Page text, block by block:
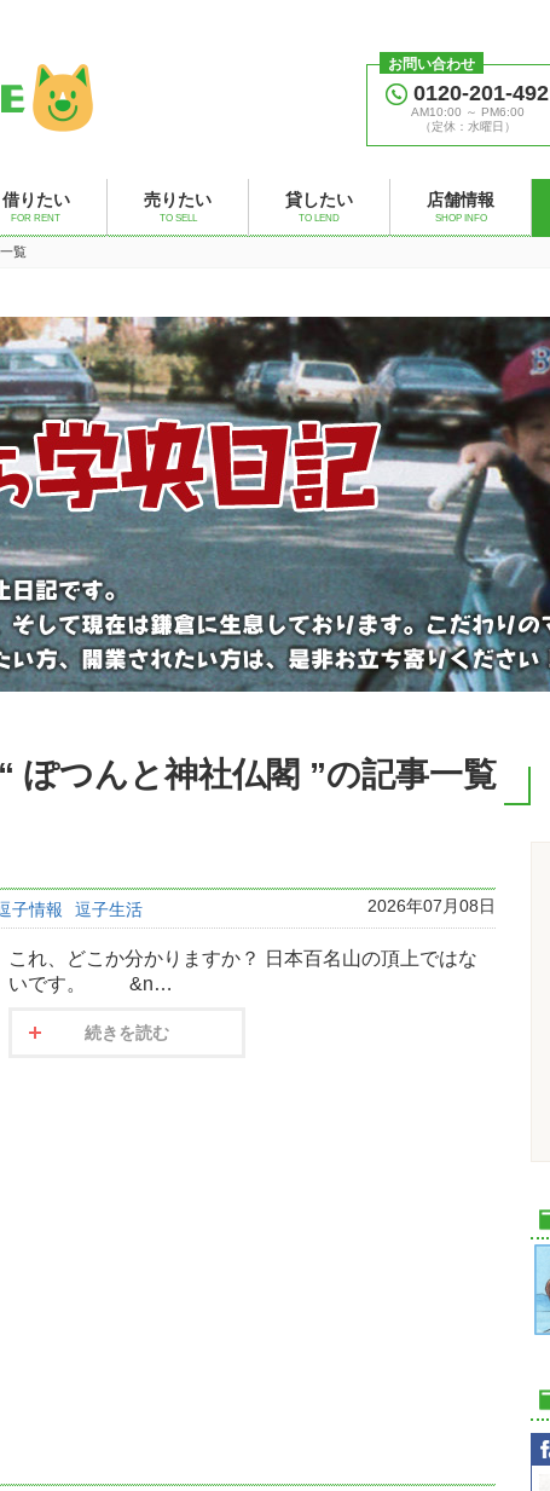
お問い合わせ
0120-201-492
AM10:00 ～ PM6:00
（定休：水曜日）
借りたい
FOR RENT
売りたい
TO SELL
貸したい
TO LEND
店舗情報
SHOP INFO
覧
“ ぽつんと神社仏閣 ”の記事一覧
子情報 逗子生活 2026年07月08日
これ、どこか分かりますか？ 日本百名山の頂上ではな
いです。 &n…
続きを読む